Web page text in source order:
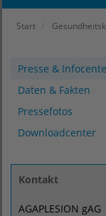
Start
Presse &
Daten & Fakten
Pressefotos
Downloadcenter
Kontakt
AGAPLESION gAG